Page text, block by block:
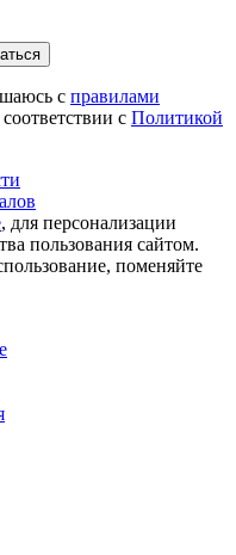
с правилами
с Политикой
, для персонализации
пользования сайтом.
поменяйте